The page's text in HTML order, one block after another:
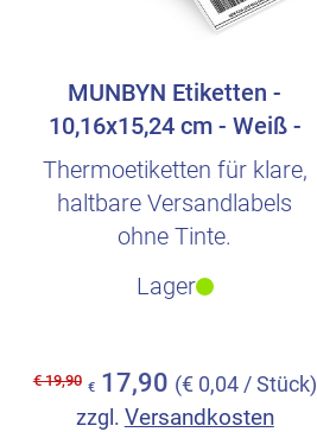
MUNBYN Etiketten -
10,16x15,24 cm - Weiß -
500 Stück
Thermoetiketten für klare,
haltbare Versandlabels
ohne Tinte.
Lager
€ 19,90 € 17,90 (€ 0,04 / Stück)
zzgl. Versandkosten